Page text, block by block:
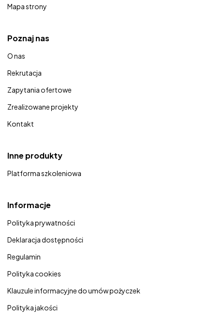
Mapa strony
Poznaj nas
O nas
Rekrutacja
Zapytania ofertowe
Zrealizowane projekty
Kontakt
Inne produkty
Platforma szkoleniowa
Informacje
Polityka prywatności
Deklaracja dostępności
Regulamin
Polityka cookies
Klauzule informacyjne do umów pożyczek
Polityka jakości